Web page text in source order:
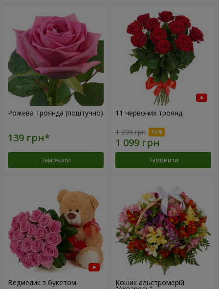
Рожева троянда (поштучно)
Замовити
11 червоних троянд
1 293 грн
Замовити
Ведмедик з букетом Кошик альстромерій